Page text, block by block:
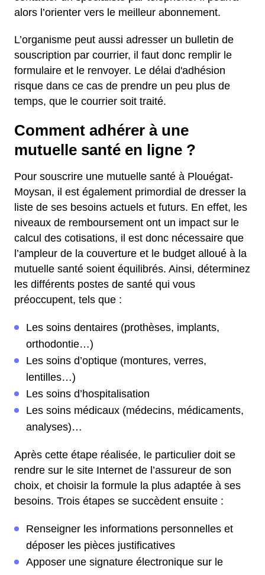
alors l’orienter vers le meilleur abonnement.
L’organisme peut aussi adresser un bulletin de
souscription par courrier, il faut donc remplir le
formulaire et le renvoyer. Le délai d'adhésion
risque dans ce cas de prendre un peu plus de
temps, que le courrier soit traité.
Comment adhérer à une
mutuelle santé en ligne ?
Pour souscrire une mutuelle santé à Plouégat-
Moysan, il est également primordial de dresser la
liste de ses besoins actuels et futurs. En effet, les
niveaux de remboursement ont un impact sur le
calcul des cotisations, il est donc nécessaire que
l’ampleur de la couverture et le budget alloué à la
mutuelle santé soient équilibrés. Ainsi, déterminez
les différents postes de santé qui vous
préoccupent, tels que :
Les soins dentaires (prothèses, implants,
orthodontie…)
Les soins d’optique (montures, verres,
lentilles…)
Les soins d’hospitalisation
Les soins médicaux (médecins, médicaments,
analyses)…
Après cette étape réalisée, le particulier doit se
rendre sur le site Internet de l’assureur de son
choix, et choisir la formule la plus adaptée à ses
besoins. Trois étapes se succèdent ensuite :
Renseigner les informations personnelles et
déposer les pièces justificatives
Apposer une signature électronique sur le